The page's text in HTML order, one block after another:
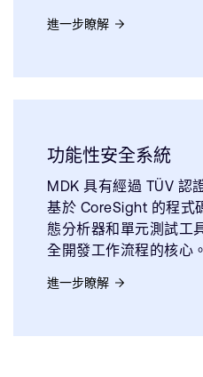
進一步瞭解
功能性安全系統
MDK 具有經過 TÜV 認
基於 CoreSight 的程式
態分析器和單元測試工
全開發工作流程的核心。
進一步瞭解